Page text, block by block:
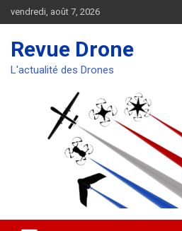
au
vendredi, août 7, 2026
Revue Drone
L'actualité des Drones